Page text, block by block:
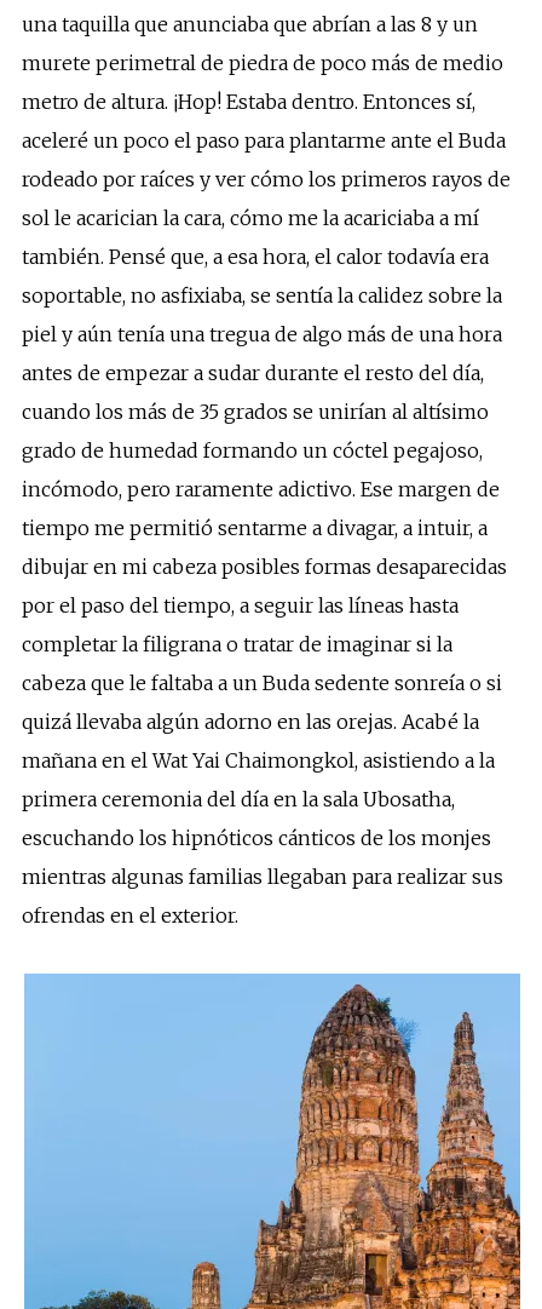
una taquilla que anunciaba que abrían a las 8 y un
murete perimetral de piedra de poco más de medio
metro de altura. ¡Hop! Estaba dentro. Entonces sí,
aceleré un poco el paso para plantarme ante el Buda
rodeado por raíces y ver cómo los primeros rayos de
sol le acarician la cara, cómo me la acariciaba a mí
también. Pensé que, a esa hora, el calor todavía era
soportable, no asfixiaba, se sentía la calidez sobre la
piel y aún tenía una tregua de algo más de una hora
antes de empezar a sudar durante el resto del día,
cuando los más de 35 grados se unirían al altísimo
grado de humedad formando un cóctel pegajoso,
incómodo, pero raramente adictivo. Ese margen de
tiempo me permitió sentarme a divagar, a intuir, a
dibujar en mi cabeza posibles formas desaparecidas
por el paso del tiempo, a seguir las líneas hasta
completar la filigrana o tratar de imaginar si la
cabeza que le faltaba a un Buda sedente sonreía o si
quizá llevaba algún adorno en las orejas. Acabé la
mañana en el Wat Yai Chaimongkol, asistiendo a la
primera ceremonia del día en la sala Ubosatha,
escuchando los hipnóticos cánticos de los monjes
mientras algunas familias llegaban para realizar sus
ofrendas en el exterior.